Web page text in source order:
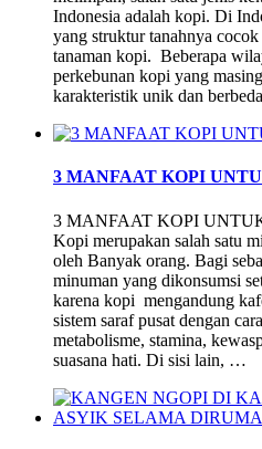
Indonesia adalah kopi. Di
yang struktur tanahnya
tanaman kopi. Beberapa
perkebunan kopi yang
karakteristik unik dan
3 MANFAAT KOPI
3 MANFAAT KOPI
Kopi merupakan salah satu
oleh Banyak orang. Bagi
minuman yang dikonsumsi
karena kopi mengandung
sistem saraf pusat dengan
metabolisme, stamina,
suasana hati. Di sisi lain, …